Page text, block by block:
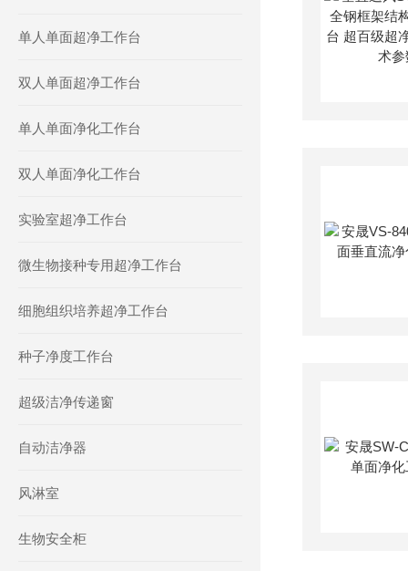
单人单面超净工作台
双人单面超净工作台
单人单面净化工作台
双人单面净化工作台
实验室超净工作台
微生物接种专用超净工作台
细胞组织培养超净工作台
种子净度工作台
超级洁净传递窗
自动洁净器
风淋室
生物安全柜